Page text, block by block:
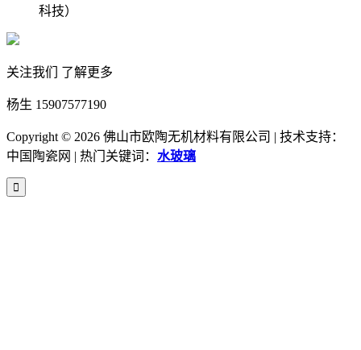
科技）
关注我们 了解更多
杨生 15907577190
Copyright © 2026 佛山市欧陶无机材料有限公司 | 技术支持：
中国陶瓷网 | 热门关键词： 水玻璃
